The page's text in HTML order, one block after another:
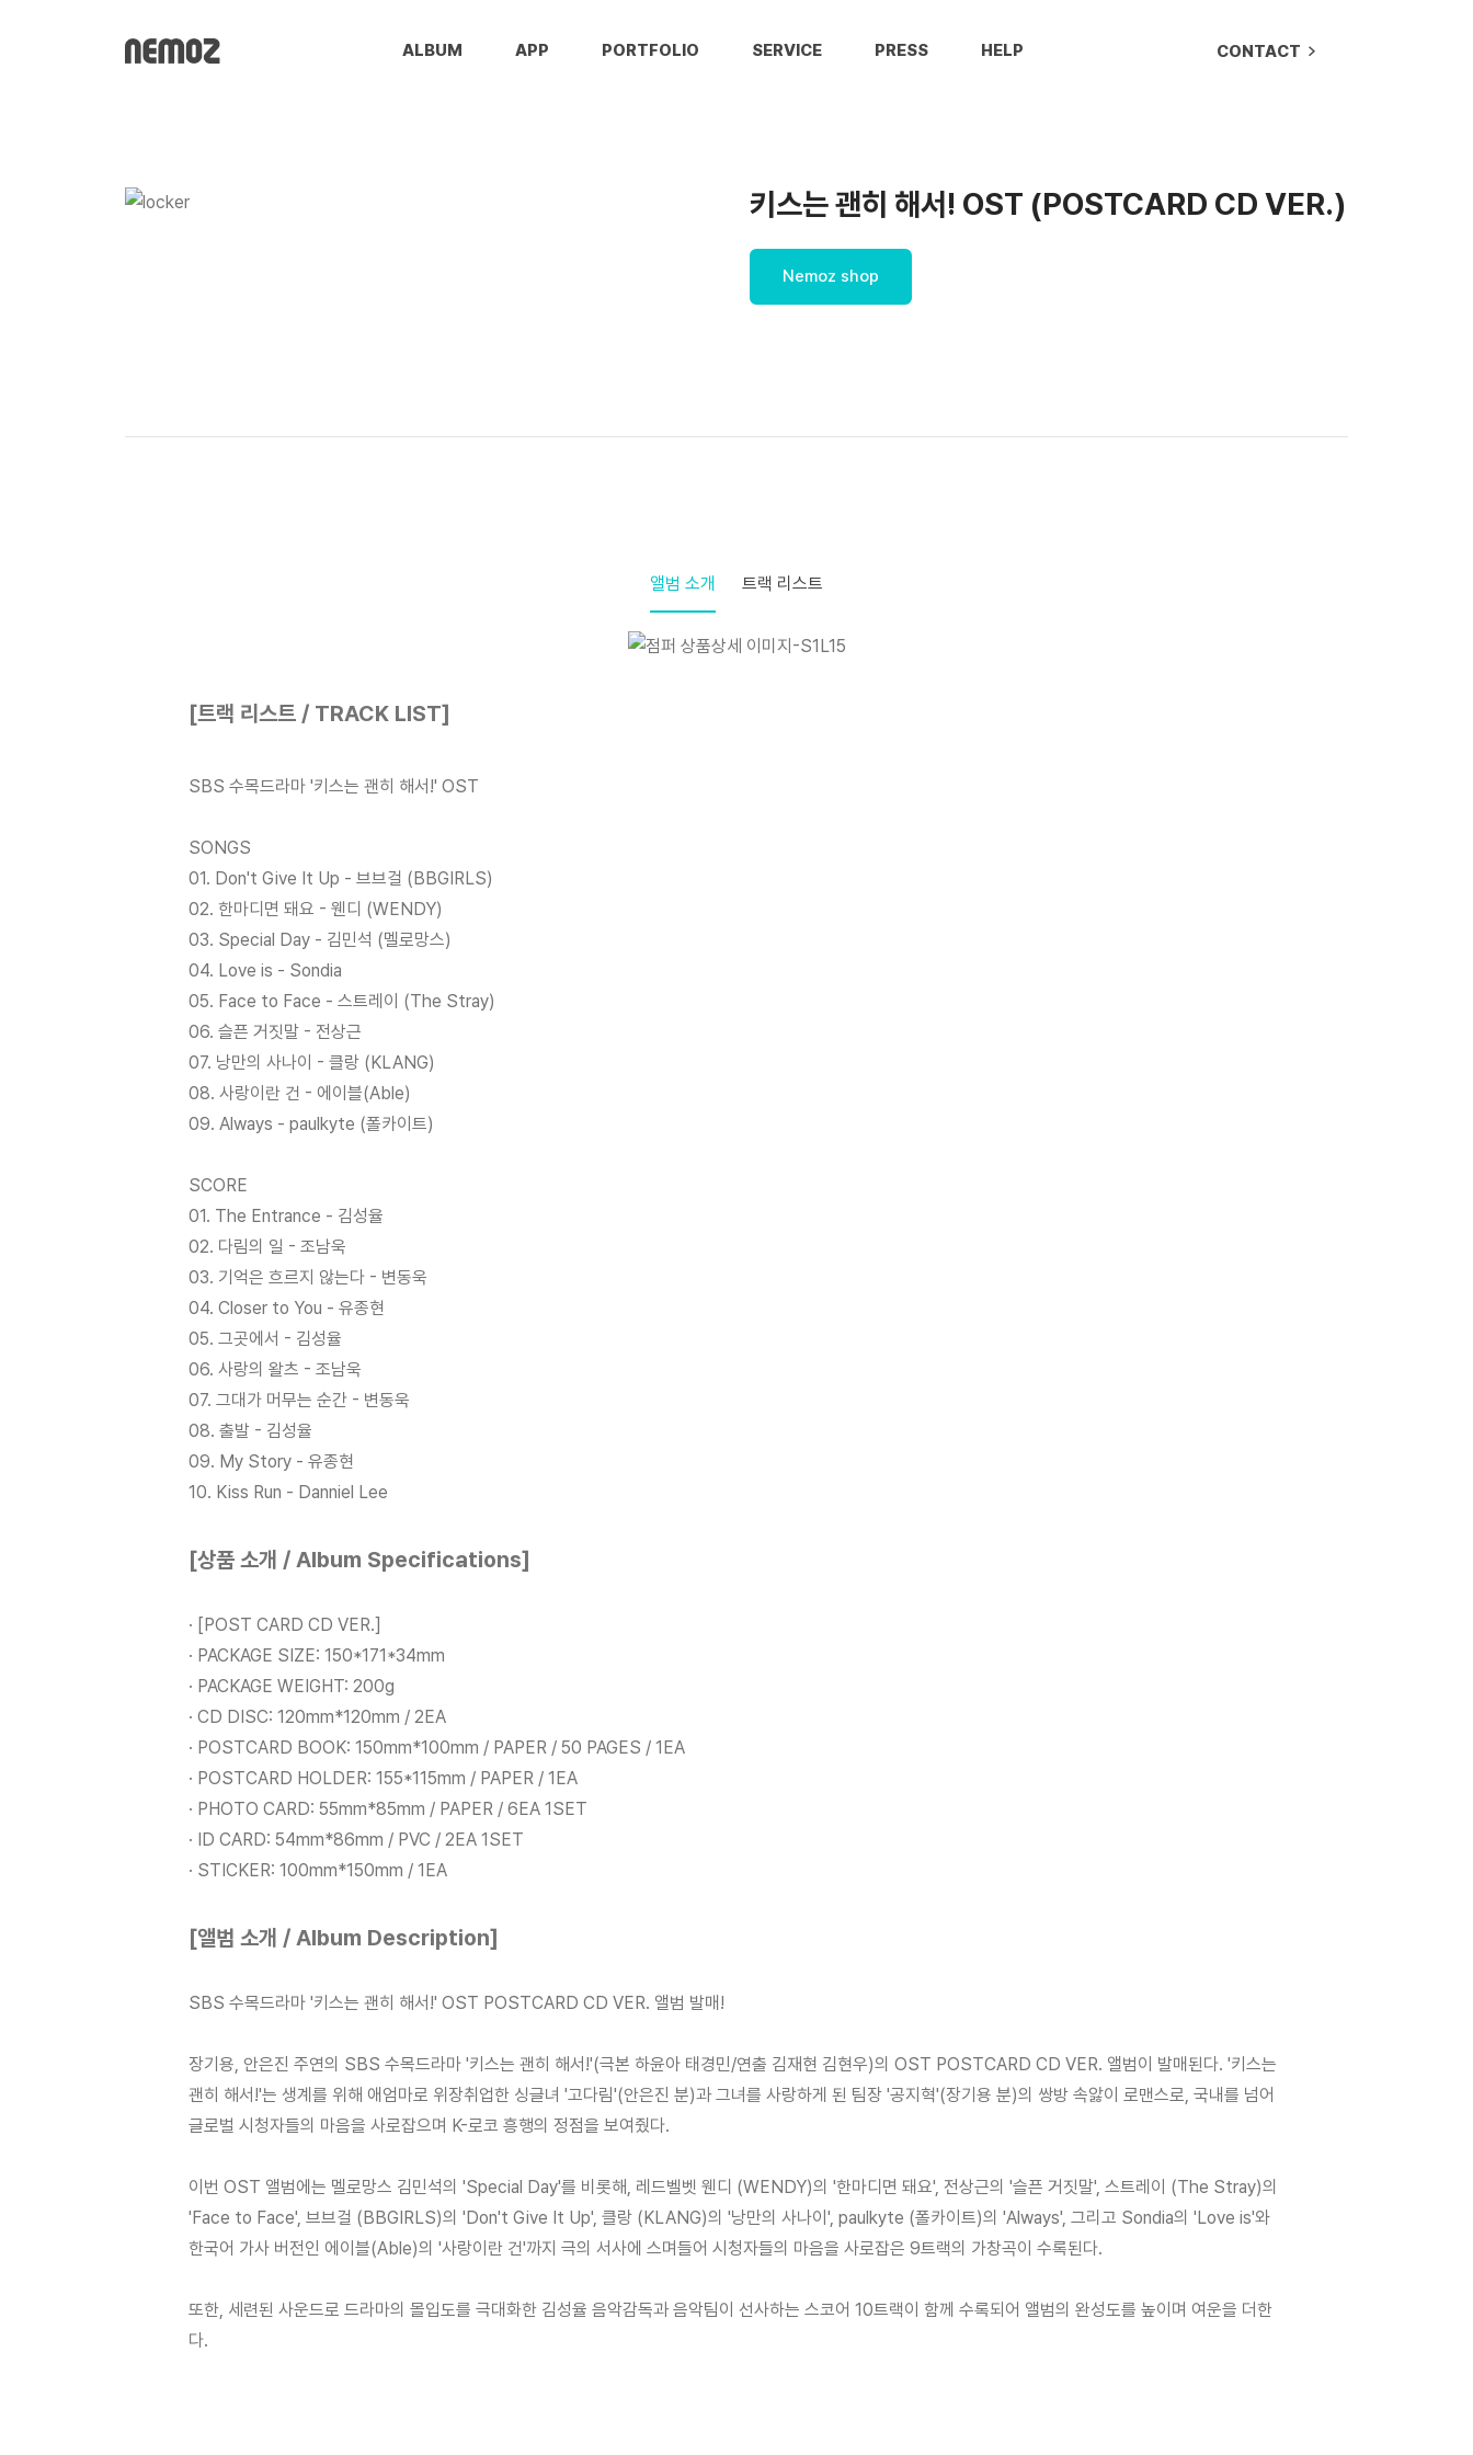
ALBUM APP PORTFOLIO SERVICE PRESS HELP CONTACT
키스는 괜히 해서! OST (POSTCARD CD VER.)
Nemoz shop
앨범 소개 트랙 리스트
[트랙 리스트 / TRACK LIST]
SBS 수목드라마 '키스는 괜히 해서!' OST
SONGS
01. Don't Give It Up - 브브걸 (BBGIRLS)
02. 한마디면 돼요 - 웬디 (WENDY)
03. Special Day - 김민석 (멜로망스)
04. Love is - Sondia
05. Face to Face - 스트레이 (The Stray)
06. 슬픈 거짓말 - 전상근
07. 낭만의 사나이 - 클랑 (KLANG)
08. 사랑이란 건 - 에이블(Able)
09. Always - paulkyte (폴카이트)
SCORE
01. The Entrance - 김성율
02. 다림의 일 - 조남욱
03. 기억은 흐르지 않는다 - 변동욱
04. Closer to You - 유종현
05. 그곳에서 - 김성율
06. 사랑의 왈츠 - 조남욱
07. 그대가 머무는 순간 - 변동욱
08. 출발 - 김성율
09. My Story - 유종현
10. Kiss Run - Danniel Lee
[상품 소개 / Album Specifications]
· [POST CARD CD VER.]
· PACKAGE SIZE: 150*171*34mm
· PACKAGE WEIGHT: 200g
· CD DISC: 120mm*120mm / 2EA
· POSTCARD BOOK: 150mm*100mm / PAPER / 50 PAGES / 1EA
· POSTCARD HOLDER: 155*115mm / PAPER / 1EA
· PHOTO CARD: 55mm*85mm / PAPER / 6EA 1SET
· ID CARD: 54mm*86mm / PVC / 2EA 1SET
· STICKER: 100mm*150mm / 1EA
[앨범 소개 / Album Description]
SBS 수목드라마 '키스는 괜히 해서!' OST POSTCARD CD VER. 앨범 발매!
장기용, 안은진 주연의 SBS 수목드라마 '키스는 괜히 해서!'(극본 하윤아 태경민/연출 김재현 김현우)의 OST POSTCARD CD VER. 앨범이 발매된다. '키스는
괜히 해서!'는 생계를 위해 애엄마로 위장취업한 싱글녀 '고다림'(안은진 분)과 그녀를 사랑하게 된 팀장 '공지혁'(장기용 분)의 쌍방 속앓이 로맨스로, 국내를 넘어
글로벌 시청자들의 마음을 사로잡으며 K-로코 흥행의 정점을 보여줬다.
이번 OST 앨범에는 멜로망스 김민석의 'Special Day'를 비롯해, 레드벨벳 웬디 (WENDY)의 '한마디면 돼요', 전상근의 '슬픈 거짓말', 스트레이 (The Stray)의
'Face to Face', 브브걸 (BBGIRLS)의 'Don't Give It Up', 클랑 (KLANG)의 '낭만의 사나이', paulkyte (폴카이트)의 'Always', 그리고 Sondia의 'Love is'와
한국어 가사 버전인 에이블(Able)의 '사랑이란 건'까지 극의 서사에 스며들어 시청자들의 마음을 사로잡은 9트랙의 가창곡이 수록된다.
또한, 세련된 사운드로 드라마의 몰입도를 극대화한 김성율 음악감독과 음악팀이 선사하는 스코어 10트랙이 함께 수록되어 앨범의 완성도를 높이며 여운을 더한
다.